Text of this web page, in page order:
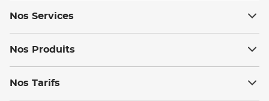
Nos Services
Nos Produits
Nos Tarifs